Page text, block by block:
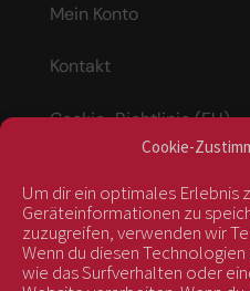
Cookie-
Um dir ein optimales Erlebnis
Geräteinformationen zu
zuzugreifen, verwenden wir
Wenn du diesen
wie das Surfverhalten oder
Mein Konto
Kontakt
Cookie-Richtlinie (EU)
Vertrag widerrufen